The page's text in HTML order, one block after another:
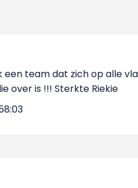
een team dat zich op alle
over is !!! Sterkte Riekie